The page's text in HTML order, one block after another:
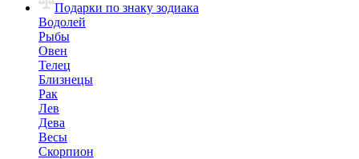
Подарки по знаку зодиака
Водолей
Рыбы
Овен
Телец
Близнецы
Рак
Лев
Дева
Весы
Скорпион